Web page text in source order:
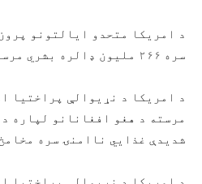
د امریکا متحدو ایالتونو
سره ۲۶۶ ملیون ډالره بشري مرسته اعلان کړه.
مرسته د هغو افغانانو لپاره
شدیدې غذايي ناامنۍ سره
د امریکا د نړیوالې پراختیا